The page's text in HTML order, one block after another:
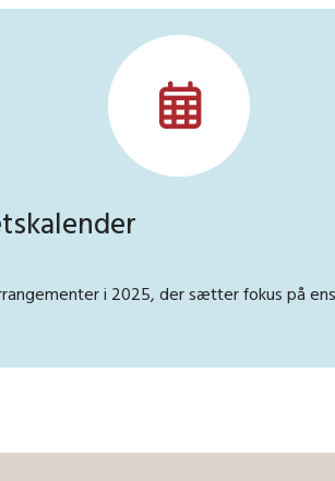
i 2025, der sætter fokus på